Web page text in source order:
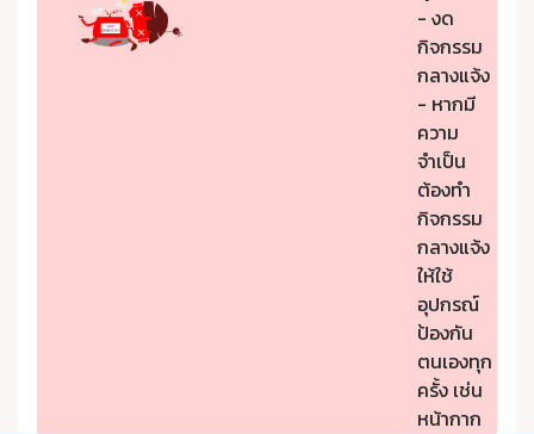
- งด
กิจกรรม
กลางแจ้ง
- หากมี
ความ
จำเป็น
ต้องทำ
กิจกรรม
กลางแจ้ง
ให้ใช้
อุปกรณ์
ป้องกัน
ตนเองทุก
ครั้ง เช่น
หน้ากาก